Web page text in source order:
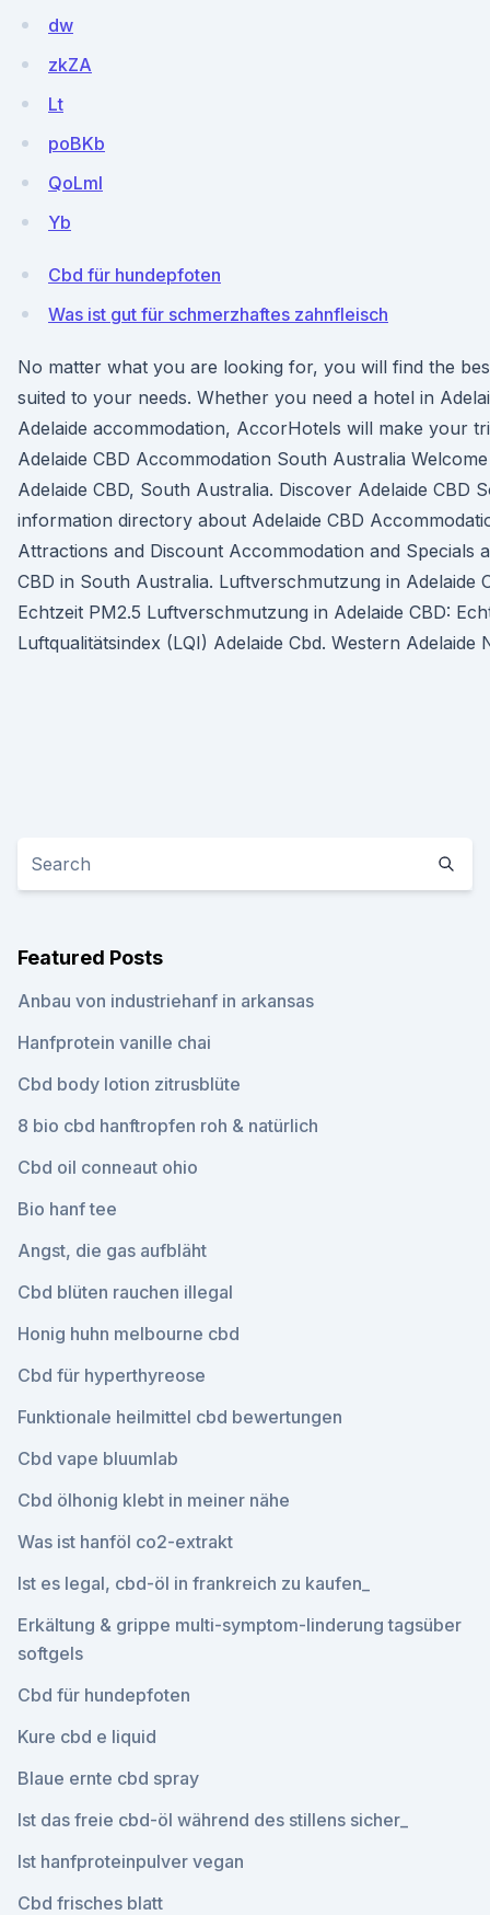
dw
zkZA
Lt
poBKb
QoLml
Yb
Cbd für hundepfoten
Was ist gut für schmerzhaftes zahnfleisch
No matter what you are looking for, you will find the
suited to your needs. Whether you need a hotel in
Adelaide accommodation, AccorHotels will make your
Adelaide CBD Accommodation South Australia
Adelaide CBD, South Australia. Discover Adelaide CBD
information directory about Adelaide CBD
Attractions and Discount Accommodation and Specials
CBD in South Australia. Luftverschmutzung in Adelaide
Echtzeit PM2.5 Luftverschmutzung in Adelaide CBD:
Luftqualitätsindex (LQI) Adelaide Cbd. Western Adelaide
Featured Posts
Anbau von industriehanf in arkansas
Hanfprotein vanille chai
Cbd body lotion zitrusblüte
8 bio cbd hanftropfen roh & natürlich
Cbd oil conneaut ohio
Bio hanf tee
Angst, die gas aufbläht
Cbd blüten rauchen illegal
Honig huhn melbourne cbd
Cbd für hyperthyreose
Funktionale heilmittel cbd bewertungen
Cbd vape bluumlab
Cbd ölhonig klebt in meiner nähe
Was ist hanföl co2-extrakt
Ist es legal, cbd-öl in frankreich zu kaufen_
Erkältung & grippe multi-symptom-linderung tagsüber
softgels
Cbd für hundepfoten
Kure cbd e liquid
Blaue ernte cbd spray
Ist das freie cbd-öl während des stillens sicher_
Ist hanfproteinpulver vegan
Cbd frisches blatt